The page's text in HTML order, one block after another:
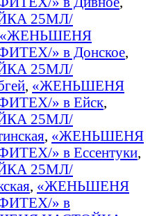
25МЛ/
«ЖЕНЬШЕНЯ
» в Донское,
25МЛ/
, «ЖЕНЬШЕНЯ
» в Ейск,
25МЛ/
, «ЖЕНЬШЕНЯ
» в Ессентуки,
25МЛ/
, «ЖЕНЬШЕНЯ
» в